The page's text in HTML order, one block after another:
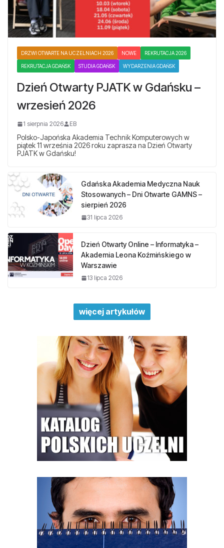
DRZWI OTWARTE NA UCZELNIACH 2026 NOWE REKRUTACJA 2026
REKRUTACJA GDAŃSK STUDIA GDAŃSK WYDARZENIA GDAŃSK
Dzień Otwarty PJATK w Gdańsku –
wrzesień 2026
1 sierpnia 2026 EB
Polsko-Japońska Akademia Technik Komputerowych w
piątek 11 września 2026 roku zaprasza na Dzień Otwarty
PJATK w Gdańsku!
Gdańska Akademia Medyczna Nauk
Stosowanych – Dni Otwarte GAMNS –
sierpień 2026
31 lipca 2026
Dzień Otwarty Online – Informatyka –
Akademia Leona Koźmińskiego w
Warszawie
13 lipca 2026
więcej artykułów